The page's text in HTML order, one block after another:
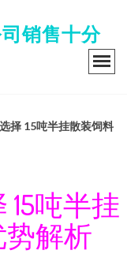
销售十分
择 15吨半挂散装饲料
吨半挂
解析